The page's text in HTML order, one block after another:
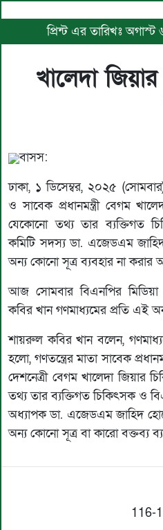
প্রিন্ট এর তারিখঃ
খালেদা
বাসস:
ঢাকা, ১ ডিসেম্বর, ২০২৫
ও সাবেক প্রধানমন্ত্রী বেগম
যেকোনো তথ্য তার ব্যক্তিগত
কমিটি সদস্য ডা. এজেডএম
অন্য কোনো সূত্র ব্যবহার না করার
আজ সোমবার বিএনপির
কবির খান গণমাধ্যমের প্রতি এই
শায়রুল কবির খান বলেন,
হলো, গণতন্ত্রের মাতা সাবেক
দেশনেত্রী বেগম খালেদা জিয়ার
তথ্য তার ব্যক্তিগত চিকিৎসক ও
অধ্যাপক ডা. এজেডএম জাহিদ
অন্য কোনো সূত্র বা কারো বক্তব্য
116-